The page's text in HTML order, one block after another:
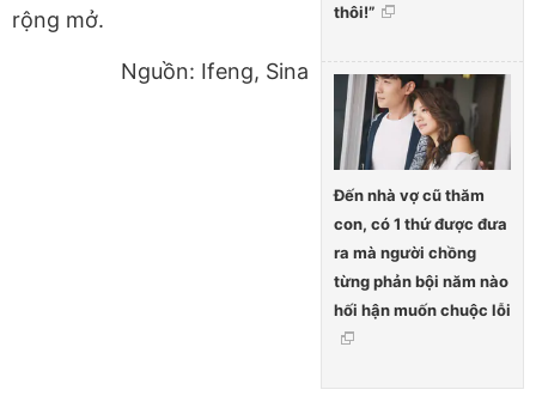
thôi!”
Đến nhà vợ cũ thăm
con, có 1 thứ được đưa
ra mà người chồng
từng phản bội năm nào
hối hận muốn chuộc lỗi
rộng mở.
Nguồn: Ifeng, Sina